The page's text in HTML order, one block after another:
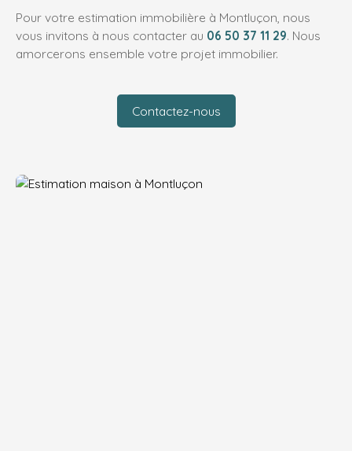
Pour votre estimation immobilière à Montluçon, nous
vous invitons à nous contacter au 06 50 37 11 29. Nous
amorcerons ensemble votre projet immobilier.
Contactez-nous